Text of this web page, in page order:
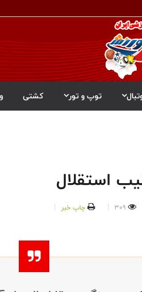
توپ و تور کشتی
استقلال
309 چاپ خبر